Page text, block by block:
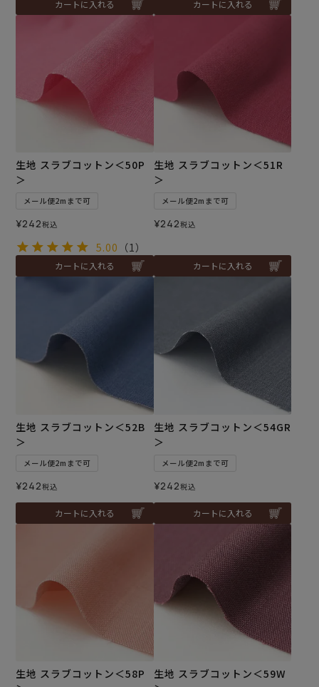
カートに入れる カートに入れる
生地 スラブコットン＜50P
＞
メール便2mまで可
¥242税込
5.00 （1）
カートに入れる
生地 スラブコットン＜51R
＞
メール便2mまで可
¥242税込
カートに入れる
生地 スラブコットン＜52B
＞
メール便2mまで可
¥242税込
カートに入れる
生地 スラブコットン＜54GR
＞
メール便2mまで可
¥242税込
カートに入れる
生地 スラブコットン＜58P
生地 スラブコットン＜59W